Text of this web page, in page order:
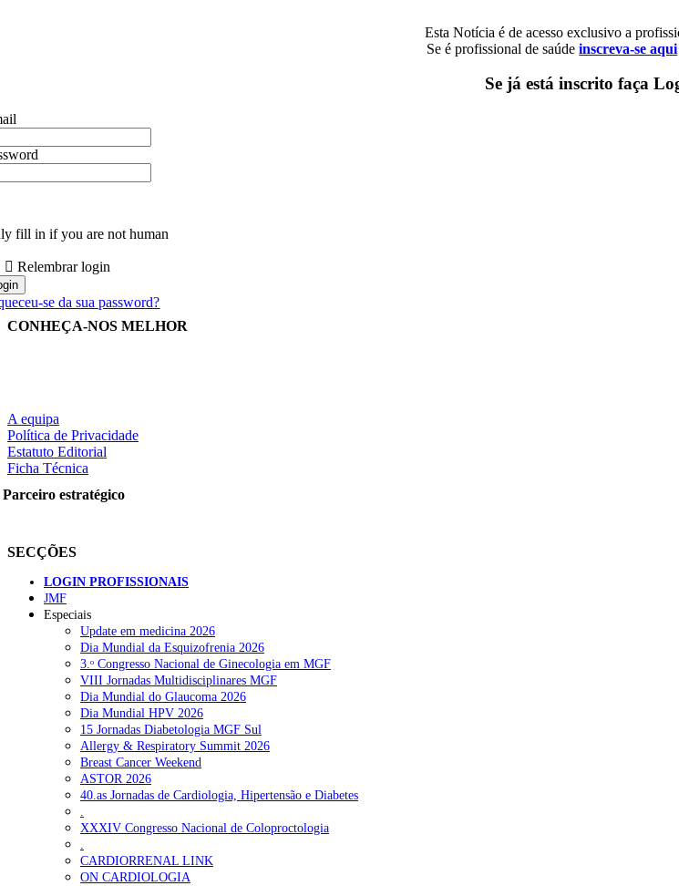
Esta Notícia é de acesso exclusivo a
Se é profissional de saúdeinscreva-se aqui
Se já está inscrito faça
fill in if you are not human
Relembrar login
se da sua password?
CONHEÇA-NOS MELHOR
A equipa
Política de Privacidade
Estatuto Editorial
Ficha Técnica
Parceiro estratégico
SECÇÕES
LOGIN PROFISSIONAIS
JMF
Especiais
Update em medicina 2026
Dia Mundial da Esquizofrenia 2026
3.ᵒ Congresso Nacional de Ginecologia em MGF
VIII Jornadas Multidisciplinares MGF
Dia Mundial do Glaucoma 2026
Dia Mundial HPV 2026
15 Jornadas Diabetologia MGF Sul
Allergy & Respiratory Summit 2026
Breast Cancer Weekend
ASTOR 2026
40.as Jornadas de Cardiologia, Hipertensão e Diabetes
.
XXXIV Congresso Nacional de Coloproctologia
.
CARDIORRENAL LINK
ON CARDIOLOGIA